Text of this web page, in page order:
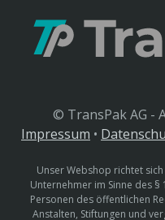
© TransPak AG -
Impressum •
Unser Webshop richtet
Unternehmer im Sinne des
Personen des öffentlichen
Anstalten, Stiftungen und